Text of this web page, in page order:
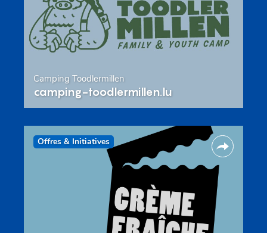
Camping Toodlermillen
camping-toodlermillen.lu
Offres & Initiatives